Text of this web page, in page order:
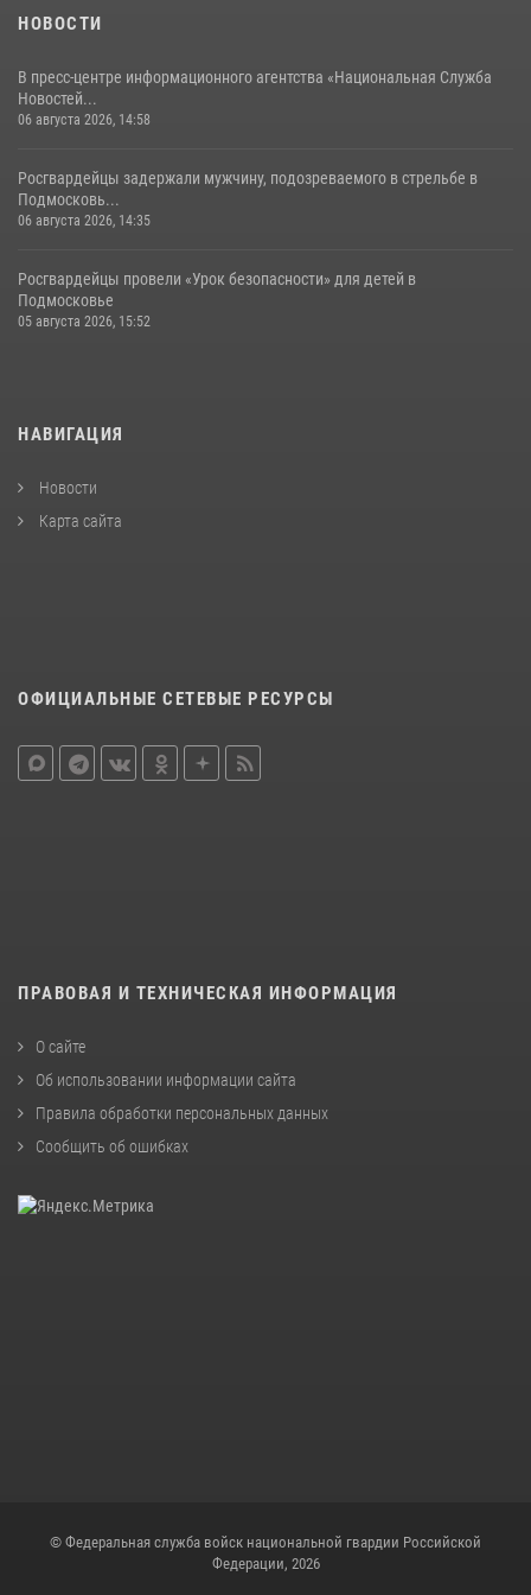
НОВОСТИ
В пресс-центре информационного агентства «Национальная Служба
Новостей...
06 августа 2026, 14:58
Росгвардейцы задержали мужчину, подозреваемого в стрельбе в
Подмосковь...
06 августа 2026, 14:35
Росгвардейцы провели «Урок безопасности» для детей в
Подмосковье
05 августа 2026, 15:52
НАВИГАЦИЯ
Новости
Карта сайта
ОФИЦИАЛЬНЫЕ СЕТЕВЫЕ РЕСУРСЫ
ПРАВОВАЯ И ТЕХНИЧЕСКАЯ ИНФОРМАЦИЯ
О сайте
Об использовании информации сайта
Правила обработки персональных данных
Сообщить об ошибках
© Федеральная служба войск национальной гвардии Российской
Федерации, 2026